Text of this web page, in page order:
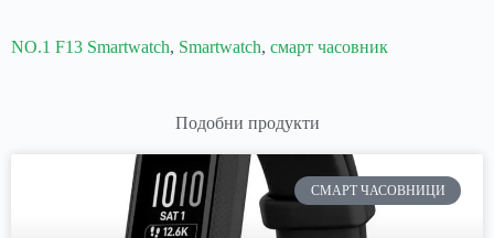
NO.1 F13 Smartwatch, Smartwatch, смарт часовник
Подобни продукти
СМАРТ ЧАСОВНИЦИ